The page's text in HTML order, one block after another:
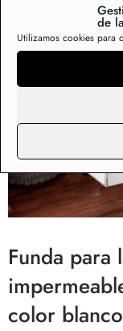
de
Utilizamos cookies para
Funda para
color blanco